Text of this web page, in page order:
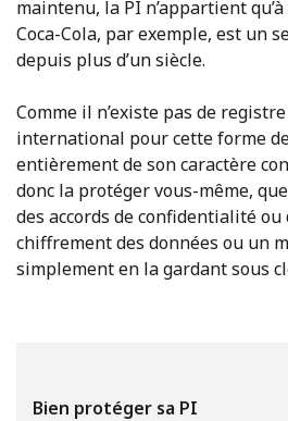
maintenu, la PI n’appartient
Coca-Cola, par exemple, est un
depuis plus d’un siècle.
Comme il n’existe pas de
international pour cette forme
entièrement de son caractère
donc la protéger vous-même,
des accords de confidentialité
chiffrement des données ou un
simplement en la gardant sous
Bien protéger sa PI